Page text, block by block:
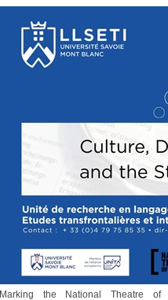
Marking the National Theatre of